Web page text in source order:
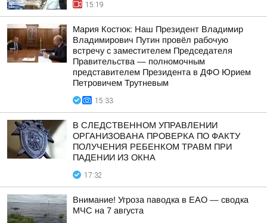
15:19
Мария Костюк: Наш Президент Владимир
Владимирович Путин провёл рабочую
встречу с заместителем Председателя
Правительства — полномочным
представителем Президента в ДФО Юрием
Петровичем Трутневым
15:33
В СЛЕДСТВЕННОМ УПРАВЛЕНИИ
ОРГАНИЗОВАНА ПРОВЕРКА ПО ФАКТУ
ПОЛУЧЕНИЯ РЕБЕНКОМ ТРАВМ ПРИ
ПАДЕНИИ ИЗ ОКНА
17:32
Внимание! Угроза паводка в ЕАО — сводка
МЧС на 7 августа